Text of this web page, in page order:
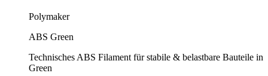
Polymaker
ABS Green
Technisches ABS Filament für stabile & belastbare Bauteile in
Green